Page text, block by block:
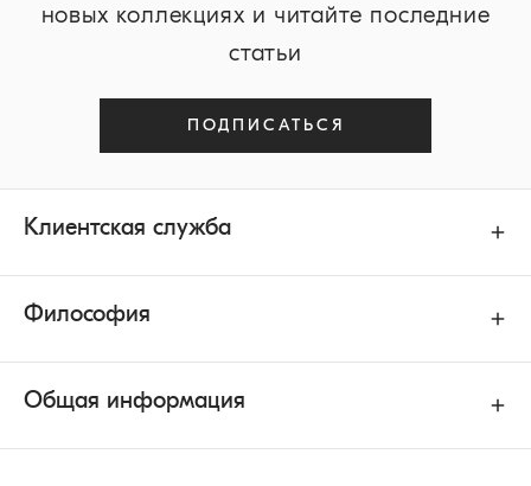
новых коллекциях и читайте последние
статьи
ПОДПИСАТЬСЯ
Клиентская служба
Философия
Общая информация